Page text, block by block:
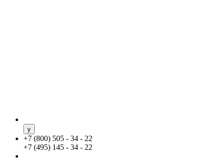
+7 (800) 505 - 34 - 22
+7 (495) 145 - 34 - 22